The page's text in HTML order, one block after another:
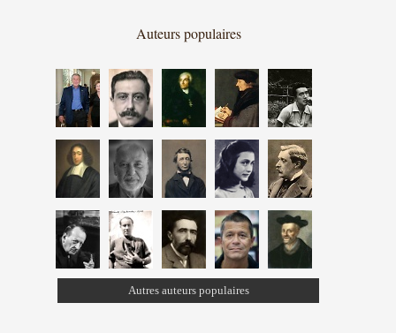
Auteurs populaires
Autres auteurs populaires